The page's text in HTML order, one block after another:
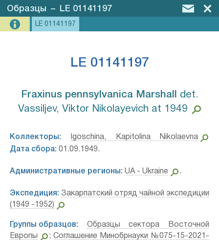
Образцы – LE 01141197
LE 01141197
LE 01141197
Fraxinus pennsylvanica Marshall⁣
det.
Vassiljev, Viktor Nikolayevich at 1949
Коллекторы:
Igoschina, Kapitolina Nikolaevna
Дата сбора: 01.09.1949.
Административные регионы: UA - Ukraine .
Экспедиция: Закарпатский отряд чайной экспедиции
(1949 -1952)
Группы образцов:
Образцы сектора Восточной
Европы
;Соглашение Минобрнауки №075-15-2021-